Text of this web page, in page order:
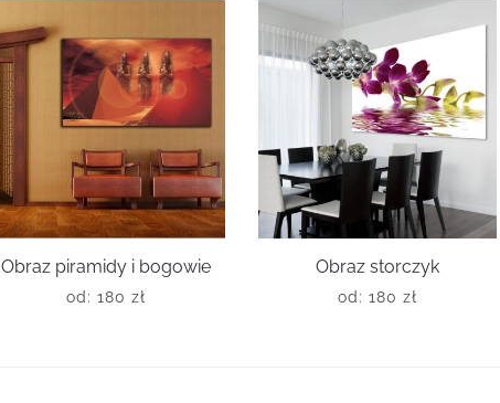
Obraz piramidy i bogowie
od: 180 zł
Obraz storczyk
od: 180 zł